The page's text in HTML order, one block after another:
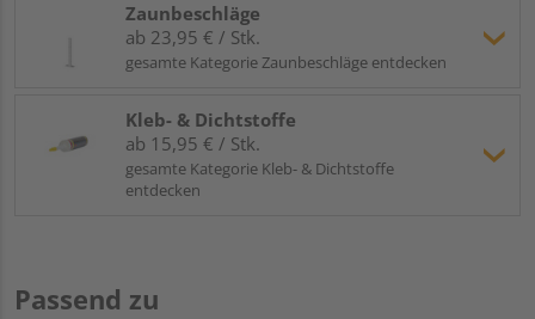
Zaunbeschläge
ab 23,95 € / Stk.
gesamte Kategorie Zaunbeschläge entdecken
Kleb- & Dichtstoffe
ab 15,95 € / Stk.
gesamte Kategorie Kleb- & Dichtstoffe
entdecken
Passend zu